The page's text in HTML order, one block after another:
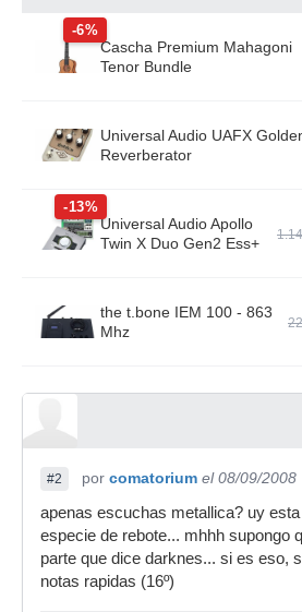
-6%
Cascha Premium Mahagoni
Tenor Bundle
Universal Audio UAFX
Reverberator
-13%
Universal Audio Apollo
Twin X Duo Gen2 Ess+
the t.bone IEM 100 - 863
Mhz
#2 por comatorium el 08/09/2008
apenas escuchas metallica? uy
especie de rebote... mhhh supongo
parte que dice darknes... si es eso,
notas rapidas (16º)